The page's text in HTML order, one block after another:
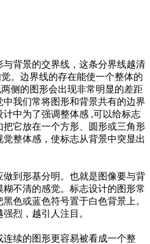
背景的交界线，这条分界线越清
。边界线的存在能使一个整体的
侧的图形会出现非常明显的差距
我们常将图形和背景共有的边界
中为了强调整体感 ,可以给标志
它放在一个方形、圆形或三角形
整体感，使标志从背景中突显出
到形基分明。也就是图像要与背
不清的感觉。标志设计的图形常
色或蓝色符号置于白色背景上。
烈，越引人注目。
续的图形更容易被看成一个整